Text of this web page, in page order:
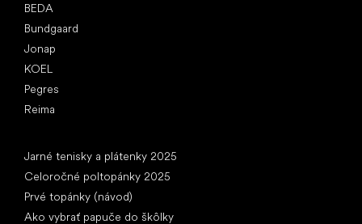
BEDA
Bundgaard
Jonap
KOEL
Pegres
Reima
Jarné tenisky a plátenky 2025
Celoročné poltopánky 2025
Prvé topánky (návod)
Ako vybrať papuče do škôlky